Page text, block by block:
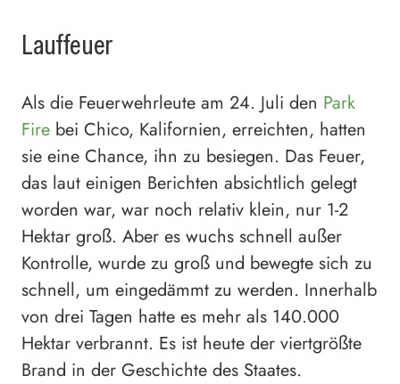
Lauffeuer
Als die Feuerwehrleute am 24. Juli den Park
Fire bei Chico, Kalifornien, erreichten, hatten
sie eine Chance, ihn zu besiegen. Das Feuer,
das laut einigen Berichten absichtlich gelegt
worden war, war noch relativ klein, nur 1-2
Hektar groß. Aber es wuchs schnell außer
Kontrolle, wurde zu groß und bewegte sich zu
schnell, um eingedämmt zu werden. Innerhalb
von drei Tagen hatte es mehr als 140.000
Hektar verbrannt. Es ist heute der viertgrößte
Brand in der Geschichte des Staates.